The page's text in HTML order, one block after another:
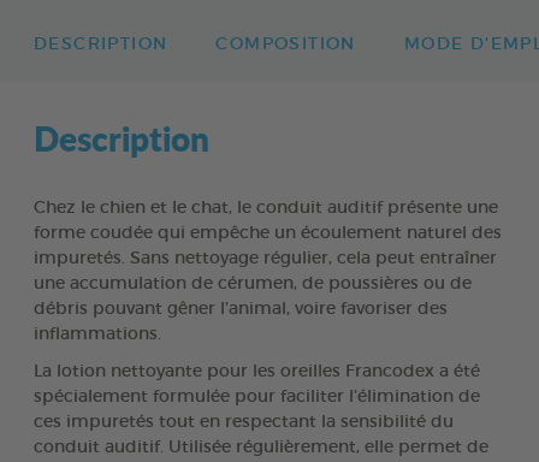
DESCRIPTION COMPOSITION MODE
Description
Chez le chien et le chat, le conduit auditif présente une
forme coudée qui empêche un écoulement naturel des
impuretés. Sans nettoyage régulier, cela peut entraîner
une accumulation de cérumen, de poussières ou de
débris pouvant gêner l’animal, voire favoriser des
inflammations.
La lotion nettoyante pour les oreilles Francodex a été
spécialement formulée pour faciliter l’élimination de
ces impuretés tout en respectant la sensibilité du
conduit auditif. Utilisée régulièrement, elle permet de